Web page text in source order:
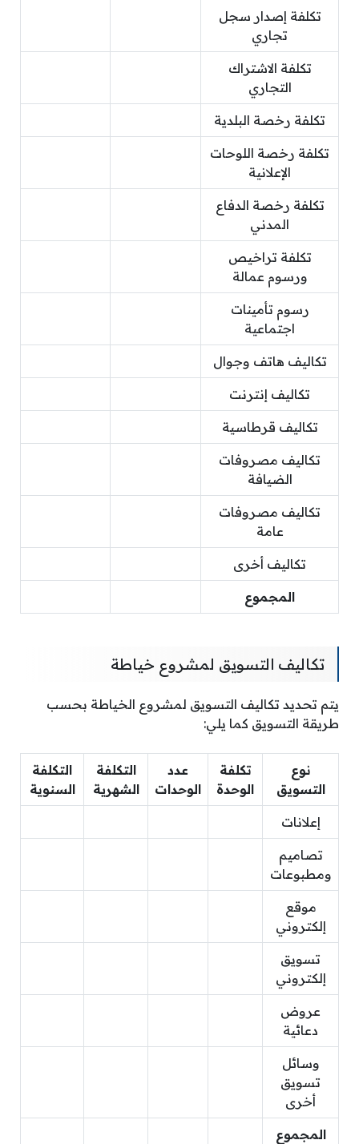
تكلفة إصدار سجل
تجاري
تكلفة الاشتراك
التجاري
تكلفة رخصة البلدية
تكلفة رخصة اللوحات
الإعلانية
تكلفة رخصة الدفاع
المدني
تكلفة تراخيص
ورسوم عمالة
رسوم تأمينات
اجتماعية
تكاليف هاتف وجوال
تكاليف إنترنت
تكاليف قرطاسية
تكاليف مصروفات
الضيافة
تكاليف مصروفات
عامة
تكاليف أخرى
المجموع
تكاليف التسويق لمشروع خياطة
يتم تحديد تكاليف التسويق لمشروع الخياطة بحسب
طريقة التسويق كما يلي:
نوع
التسويق
تكلفة
الوحدة
عدد
الوحدات
التكلفة
الشهرية
التكلفة
السنوية
إعلانات
تصاميم
ومطبوعات
موقع
إلكتروني
تسويق
إلكتروني
عروض
دعائية
وسائل
تسويق
أخرى
المجموع